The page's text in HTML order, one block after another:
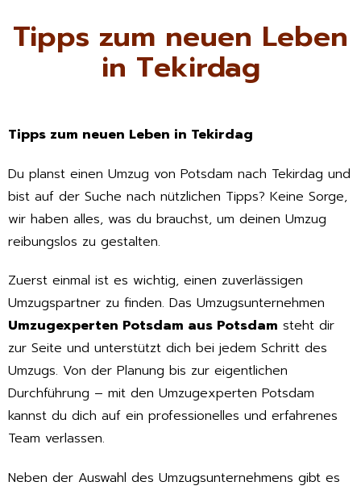
Tipps zum neuen Leben
in Tekirdag
Tipps zum neuen Leben in Tekirdag
Du planst einen Umzug von Potsdam nach Tekirdag und
bist auf der Suche nach nützlichen Tipps? Keine Sorge,
wir haben alles, was du brauchst, um deinen Umzug
reibungslos zu gestalten.
Zuerst einmal ist es wichtig, einen zuverlässigen
Umzugspartner zu finden. Das Umzugsunternehmen
Umzugexperten Potsdam aus Potsdam steht dir
zur Seite und unterstützt dich bei jedem Schritt des
Umzugs. Von der Planung bis zur eigentlichen
Durchführung – mit den Umzugexperten Potsdam
kannst du dich auf ein professionelles und erfahrenes
Team verlassen.
Neben der Auswahl des Umzugsunternehmens gibt es